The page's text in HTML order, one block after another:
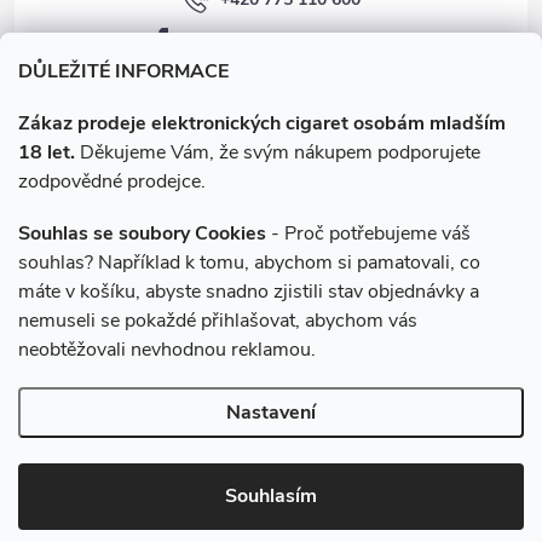
DŮLEŽITÉ INFORMACE
Zákaz prodeje elektronických cigaret osobám mladším
18 let. Děkujeme Vám, že svým nákupem podporujete
zodpovědné prodejce.
Souhlas se soubory Cookies - Proč potřebujeme váš
souhlas? Například k tomu, abychom si pamatovali, co
máte v košíku, abyste snadno zjistili stav objednávky a
nemuseli se pokaždé přihlašovat, abychom vás
neobtěžovali nevhodnou reklamou.
Nastavení
Souhlasím
facebook.com/e-cigarety.cz
Instagram
Vytvořil Shoptet
e-cigarety.cz. Všechna práva vyhrazena.
nastavení cookies